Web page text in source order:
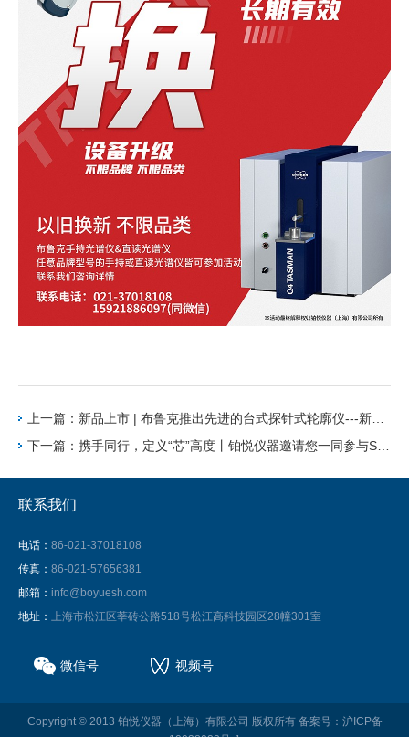
上一篇：新品上市 | 布鲁克推出先进的台式探针式轮廓仪---新型Dektak Pro
下一篇：携手同行，定义“芯”高度丨铂悦仪器邀请您一同参与Semicon China 2025
联系我们
电话： 86-021-37018108
传真： 86-021-57656381
邮箱： info@boyuesh.com
地址： 上海市松江区莘砖公路518号松江高科技园区28幢301室
微信号 视频号
Copyright © 2013 铂悦仪器（上海）有限公司 版权所有 备案号：沪ICP备